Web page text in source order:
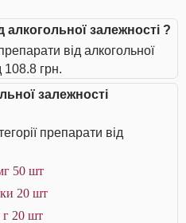
алкогольної залежності ?
від алкогольної
108.8 грн.
залежності
препарати від
50 шт
20 шт
г 20 шт